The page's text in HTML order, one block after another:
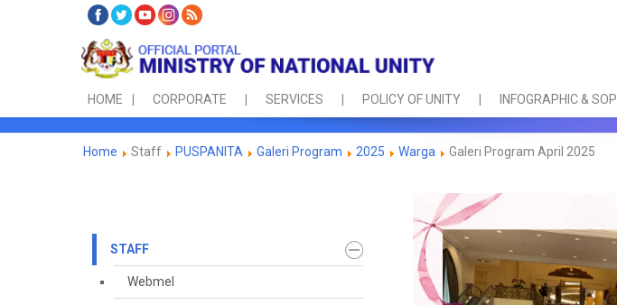
HOME CORPORATE SERVICES POLICY OF UNITY INFOGRAPHIC & SOP
Home Staff PUSPANITA Galeri Program 2025 Warga Galeri Program April 2025
STAFF
Webmel